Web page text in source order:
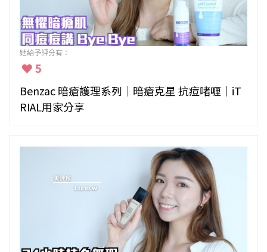
她給予評分有：
5
Benzac 暗瘡護理系列｜暗瘡克星 抗痘啫喱｜iT
RIAL用家分享